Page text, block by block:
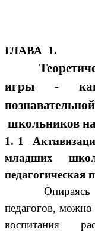
ГЛАВА 1.
игры - как
школьников
1. 1
младших
педагогическая
педагогов, можно
воспитания